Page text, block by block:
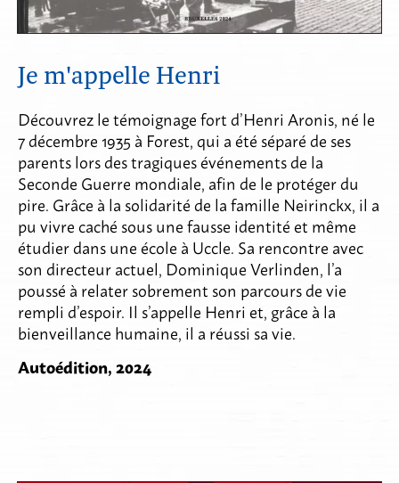
Je m'appelle Henri
Découvrez le témoignage fort d’Henri Aronis, né le
7 décembre 1935 à Forest, qui a été séparé de ses
parents lors des tragiques événements de la
Seconde Guerre mondiale, afin de le protéger du
pire. Grâce à la solidarité de la famille Neirinckx, il a
pu vivre caché sous une fausse identité et même
étudier dans une école à Uccle. Sa rencontre avec
son directeur actuel, Dominique Verlinden, l’a
poussé à relater sobrement son parcours de vie
rempli d’espoir. Il s’appelle Henri et, grâce à la
bienveillance humaine, il a réussi sa vie.
Autoédition, 2024